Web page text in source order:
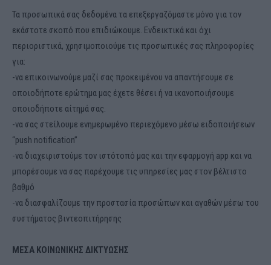
Τα προσωπικά σας δεδομένα τα επεξεργαζόμαστε μόνο για τον
εκάστοτε σκοπό που επιδιώκουμε. Ενδεικτικά και όχι
περιοριστικά, χρησιμοποιούμε τις προσωπικές σας πληροφορίες
για:
-να επικοινωνούμε μαζί σας προκειμένου να απαντήσουμε σε
οποιοδήποτε ερώτημα μας έχετε θέσει ή να ικανοποιήσουμε
οποιοδήποτε αίτημά σας.
-να σας στείλουμε ενημερωμένο περιεχόμενο μέσω ειδοποιήσεων
“push notification”
-να διαχειριστούμε τον ιστότοπό μας και την εφαρμογή app και να
μπορέσουμε να σας παρέχουμε τις υπηρεσίες μας στον βέλτιστο
βαθμό
-να διασφαλίζουμε την προστασία προσώπων και αγαθών μέσω του
συστήματος βιντεοπιτήρησης
ΜΕΣΑ ΚΟΙΝΩΝΙΚΗΣ ΔΙΚΤΥΩΣΗΣ